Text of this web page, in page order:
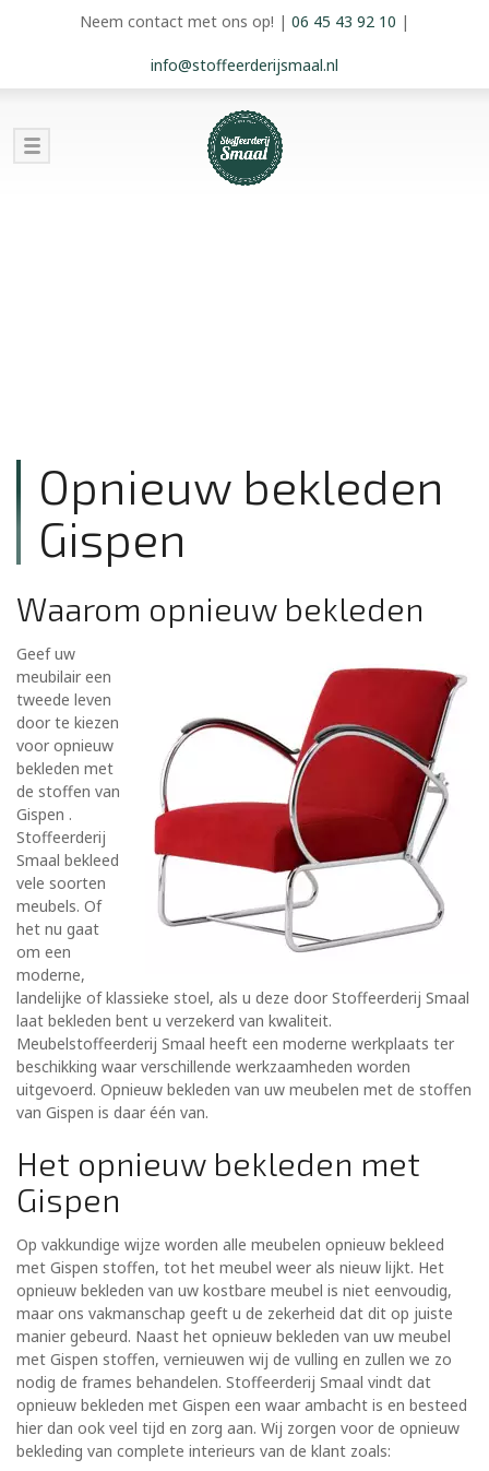
Neem contact met ons op! | 06 45 43 92 10 |
info@stoffeerderijsmaal.nl
Opnieuw bekleden
Gispen
Waarom opnieuw bekleden
Geef uw
meubilair een
tweede leven
door te kiezen
voor opnieuw
bekleden met
de stoffen van
Gispen .
Stoffeerderij
Smaal bekleed
vele soorten
meubels. Of
het nu gaat
om een
moderne,
landelijke of klassieke stoel, als u deze door Stoffeerderij Smaal
laat bekleden bent u verzekerd van kwaliteit.
Meubelstoffeerderij Smaal heeft een moderne werkplaats ter
beschikking waar verschillende werkzaamheden worden
uitgevoerd. Opnieuw bekleden van uw meubelen met de stoffen
van Gispen is daar één van.
Het opnieuw bekleden met
Gispen
Op vakkundige wijze worden alle meubelen opnieuw bekleed
met Gispen stoffen, tot het meubel weer als nieuw lijkt. Het
opnieuw bekleden van uw kostbare meubel is niet eenvoudig,
maar ons vakmanschap geeft u de zekerheid dat dit op juiste
manier gebeurd. Naast het opnieuw bekleden van uw meubel
met Gispen stoffen, vernieuwen wij de vulling en zullen we zo
nodig de frames behandelen. Stoffeerderij Smaal vindt dat
opnieuw bekleden met Gispen een waar ambacht is en besteed
hier dan ook veel tijd en zorg aan. Wij zorgen voor de opnieuw
bekleding van complete interieurs van de klant zoals: